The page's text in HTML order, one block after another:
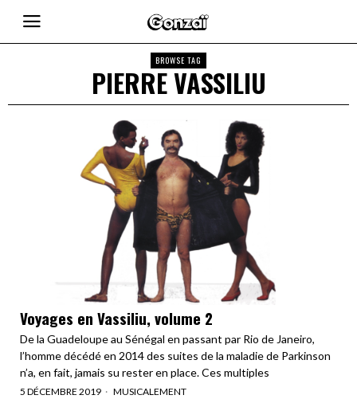
BROWSE TAG
PIERRE VASSILIU
Voyages en Vassiliu, volume 2
De la Guadeloupe au Sénégal en passant par Rio de Janeiro,
l’homme décédé en 2014 des suites de la maladie de Parkinson
n’a, en fait, jamais su rester en place. Ces multiples
5 DÉCEMBRE 2019 MUSICALEMENT